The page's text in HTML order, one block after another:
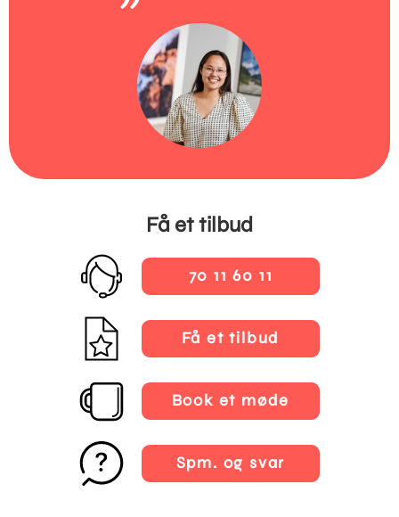
Få et tilbud
70 11 60 11
Få et tilbud
Book et møde
Spm. og svar